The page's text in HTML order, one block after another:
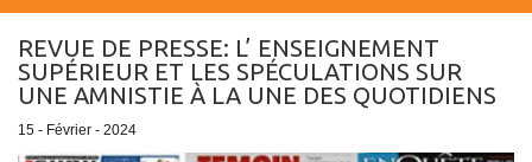
REVUE DE PRESSE: L’ ENSEIGNEMENT
SUPÉRIEUR ET LES SPÉCULATIONS SUR
UNE AMNISTIE À LA UNE DES QUOTIDIENS
15 - Février - 2024